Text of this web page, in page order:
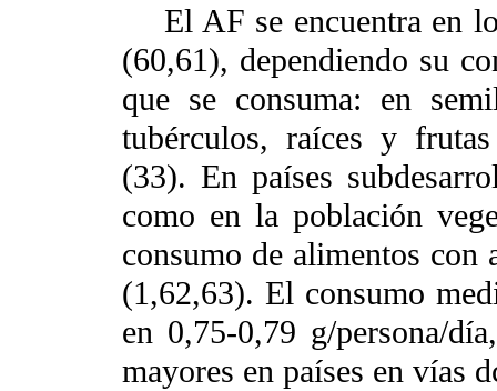
El AF se encuentra en
(60,61), dependiendo su
que se consuma: en
tubérculos, raíces y
(33). En países
como en la población
consumo de alimentos
(1,62,63). El consumo
en 0,75-0,79 g/persona/
mayores en países en vías